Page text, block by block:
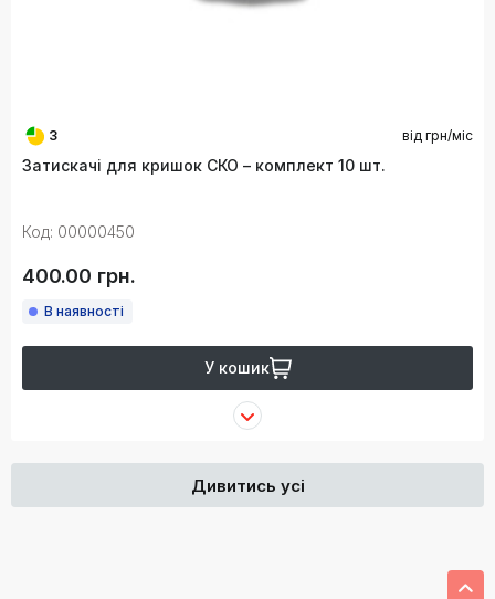
3 від грн/міс
Затискачі для кришок СКО – комплект 10 шт.
Код: 00000450
400.00 грн.
В наявності
У кошик
Дивитись усі